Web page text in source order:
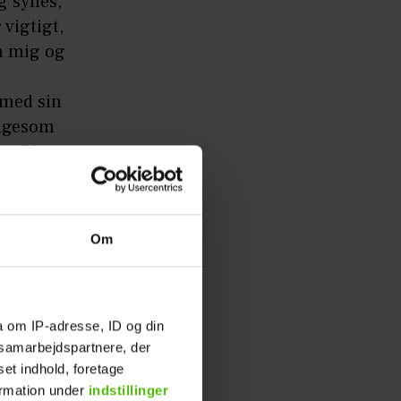
Om
om IP-adresse, ID og din
der
indhold, foretage
under indstillinger
vigtigt,
mig og
sin
Efter
i
hvis